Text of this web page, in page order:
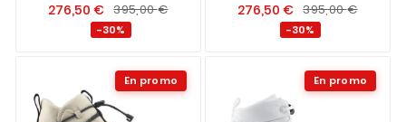
276,50€ 395,00€
-30%
2.0276,50€ 395,00€
-30%
En promo En promo